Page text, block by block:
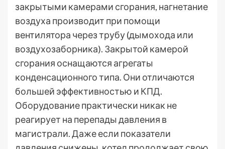
закрытыми камерами сгорания, нагнетание
воздуха производит при помощи
вентилятора через трубу (дымохода или
воздухозаборника). Закрытой камерой
сгорания оснащаются агрегаты
конденсационного типа. Они отличаются
большей эффективностью и КПД.
Оборудование практически никак не
реагирует на перепады давления в
магистрали. Даже если показатели